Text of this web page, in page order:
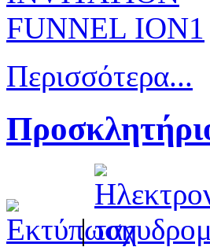
Περισσότερα...
|